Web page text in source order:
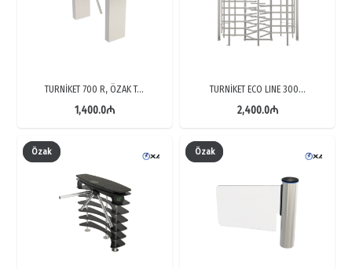
TURNİKET 700 R, ÖZAK T…
1,400.0₼
TURNİKET ECO LINE 300…
2,400.0₼
Özak Özak